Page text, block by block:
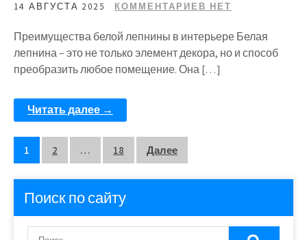
14 АВГУСТА 2025 КОММЕНТАРИЕВ НЕТ
Преимущества белой лепнины в интерьере Белая
лепнина – это не только элемент декора, но и способ
преобразить любое помещение. Она […]
Читать далее →
Пагинация
записей
1 2 … 18 Далее
Поиск по сайту